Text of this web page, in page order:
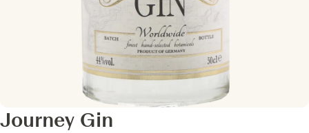
Journey Gin